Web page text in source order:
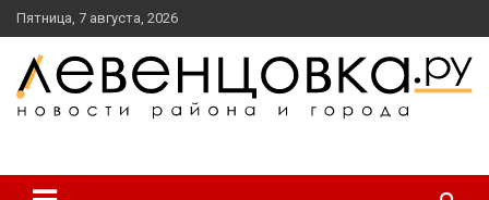
перейти
к
содержанию
Пятница, 7 августа, 2026